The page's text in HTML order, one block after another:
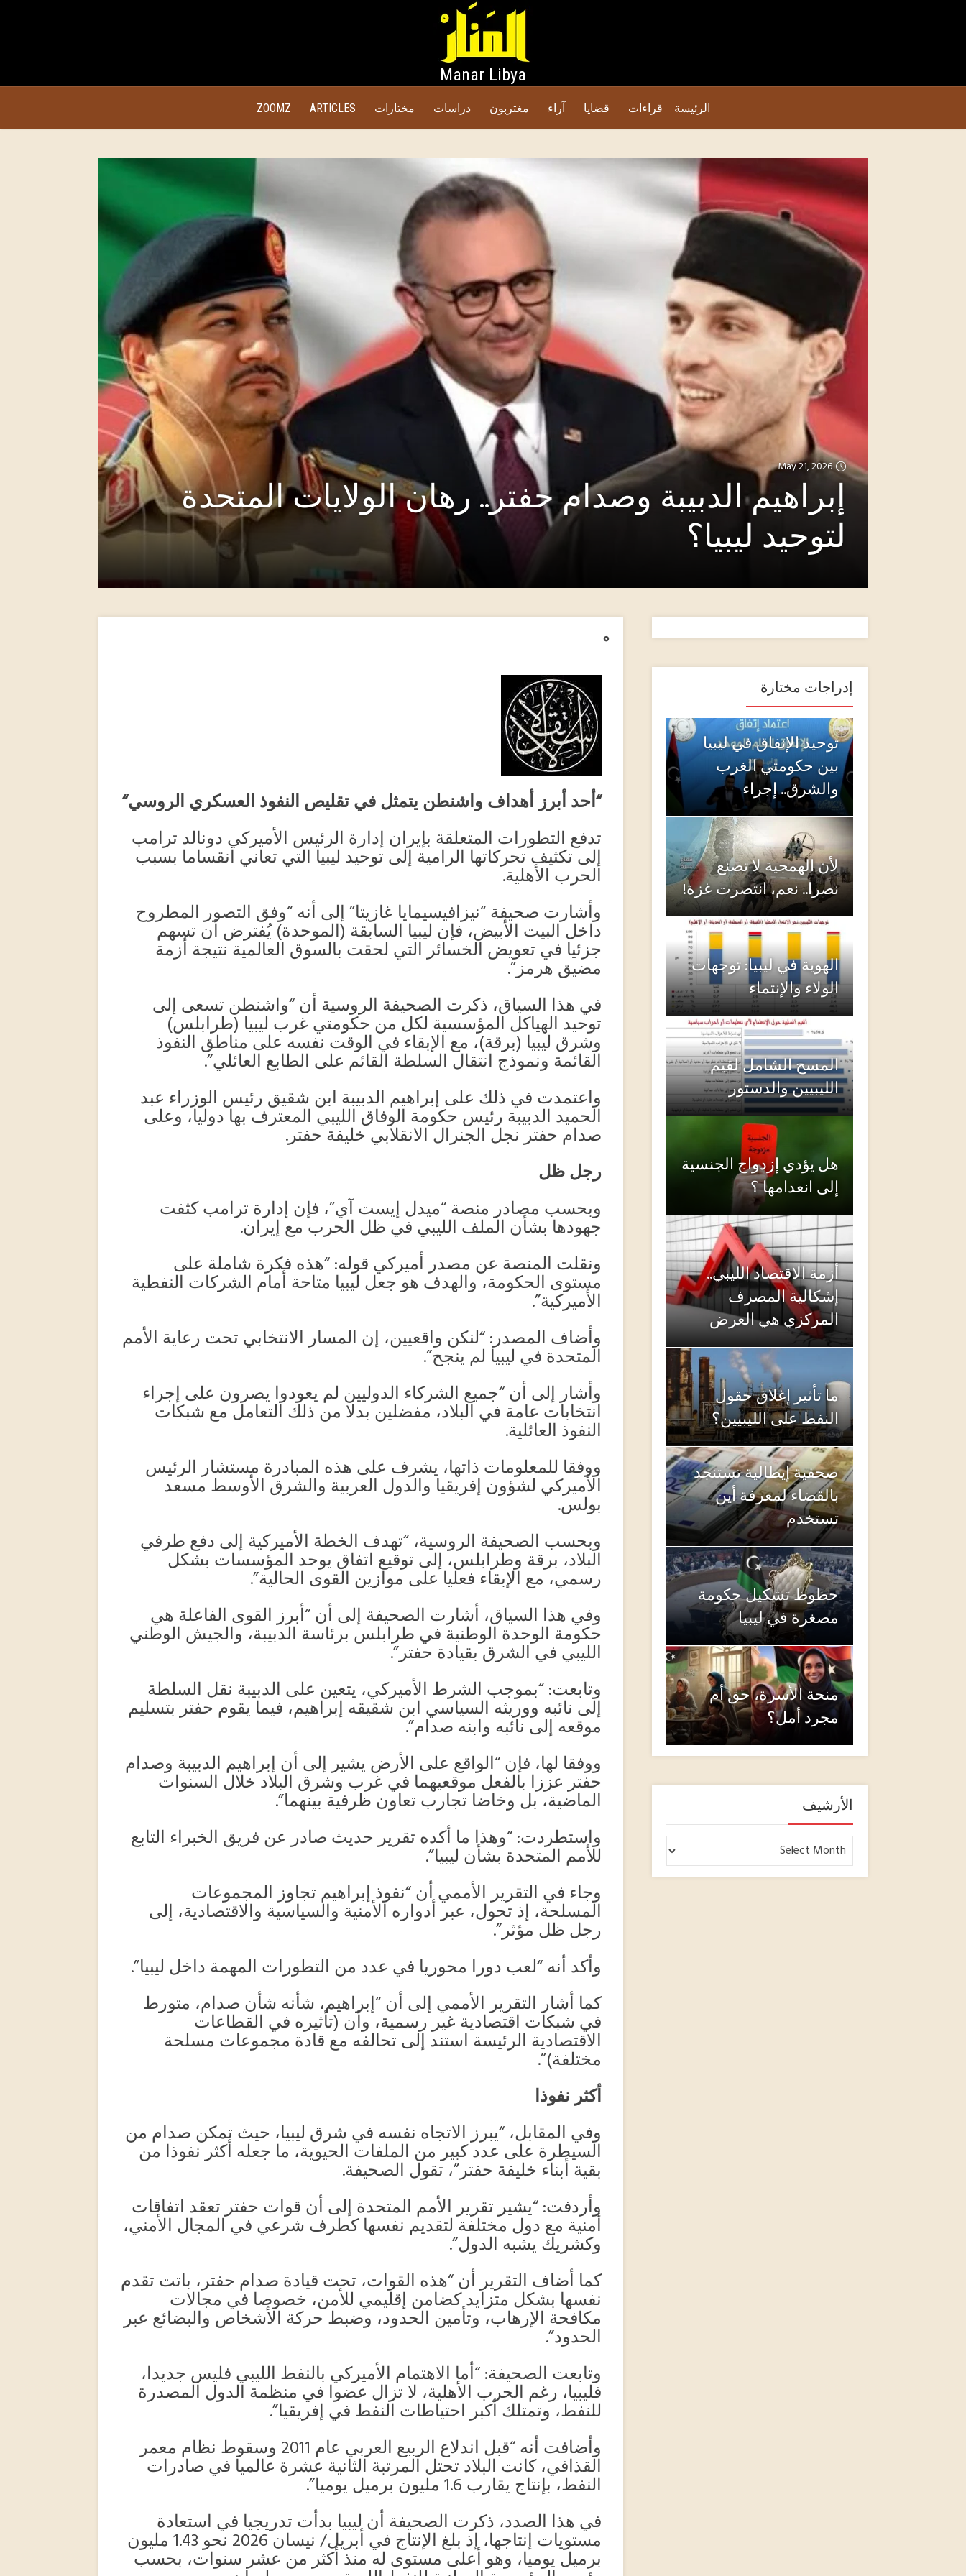
Manar Libya
الرئيسة قراءات قضايا آراء مغتربون دراسات مختارات ARTICLES
ZOOMZ
May 21, 2026
إبراهيم الدبيبة وصدام حفتر.. رهان الولايات المتحدة
لتوحيد ليبيا؟
“أحد أبرز أهداف واشنطن يتمثل في تقليص النفوذ العسكري الروسي“
تدفع التطورات المتعلقة بإيران إدارة الرئيس الأميركي دونالد ترامب
إلى تكثيف تحركاتها الرامية إلى توحيد ليبيا التي تعاني انقساما بسبب
الحرب الأهلية.
وأشارت صحيفة “نيزافيسيمايا غازيتا” إلى أنه “وفق التصور المطروح
داخل البيت الأبيض، فإن ليبيا السابقة (الموحدة) يُفترض أن تسهم
جزئيا في تعويض الخسائر التي لحقت بالسوق العالمية نتيجة أزمة
مضيق هرمز”.
في هذا السياق، ذكرت الصحيفة الروسية أن “واشنطن تسعى إلى
توحيد الهياكل المؤسسية لكل من حكومتي غرب ليبيا (طرابلس)
وشرق ليبيا (برقة)، مع الإبقاء في الوقت نفسه على مناطق النفوذ
القائمة ونموذج انتقال السلطة القائم على الطابع العائلي”.
واعتمدت في ذلك على إبراهيم الدبيبة ابن شقيق رئيس الوزراء عبد
الحميد الدبيبة رئيس حكومة الوفاق الليبي المعترف بها دوليا، وعلى
صدام حفتر نجل الجنرال الانقلابي خليفة حفتر.
رجل ظل
وبحسب مصادر منصة “ميدل إيست آي”، فإن إدارة ترامب كثفت
جهودها بشأن الملف الليبي في ظل الحرب مع إيران.
ونقلت المنصة عن مصدر أميركي قوله: “هذه فكرة شاملة على
مستوى الحكومة، والهدف هو جعل ليبيا متاحة أمام الشركات النفطية
الأميركية”.
وأضاف المصدر: “لنكن واقعيين، إن المسار الانتخابي تحت رعاية الأمم
المتحدة في ليبيا لم ينجح”.
وأشار إلى أن “جميع الشركاء الدوليين لم يعودوا يصرون على إجراء
انتخابات عامة في البلاد، مفضلين بدلا من ذلك التعامل مع شبكات
النفوذ العائلية.
ووفقا للمعلومات ذاتها، يشرف على هذه المبادرة مستشار الرئيس
الأميركي لشؤون إفريقيا والدول العربية والشرق الأوسط مسعد
بولس.
وبحسب الصحيفة الروسية، “تهدف الخطة الأميركية إلى دفع طرفي
البلاد، برقة وطرابلس، إلى توقيع اتفاق يوحد المؤسسات بشكل
رسمي، مع الإبقاء فعليا على موازين القوى الحالية”.
وفي هذا السياق، أشارت الصحيفة إلى أن “أبرز القوى الفاعلة هي
حكومة الوحدة الوطنية في طرابلس برئاسة الدبيبة، والجيش الوطني
الليبي في الشرق بقيادة حفتر”.
وتابعت: “بموجب الشرط الأميركي، يتعين على الدبيبة نقل السلطة
إلى نائبه ووريثه السياسي ابن شقيقه إبراهيم، فيما يقوم حفتر بتسليم
موقعه إلى نائبه وابنه صدام”.
ووفقا لها، فإن “الواقع على الأرض يشير إلى أن إبراهيم الدبيبة وصدام
حفتر عززا بالفعل موقعيهما في غرب وشرق البلاد خلال السنوات
الماضية، بل وخاضا تجارب تعاون ظرفية بينهما”.
واستطردت: “وهذا ما أكده تقرير حديث صادر عن فريق الخبراء التابع
للأمم المتحدة بشأن ليبيا”.
وجاء في التقرير الأممي أن “نفوذ إبراهيم تجاوز المجموعات
المسلحة، إذ تحول، عبر أدواره الأمنية والسياسية والاقتصادية، إلى
رجل ظل مؤثر”.
وأكد أنه “لعب دورا محوريا في عدد من التطورات المهمة داخل ليبيا”.
كما أشار التقرير الأممي إلى أن “إبراهيم، شأنه شأن صدام، متورط
في شبكات اقتصادية غير رسمية، وأن (تأثيره في القطاعات
الاقتصادية الرئيسة استند إلى تحالفه مع قادة مجموعات مسلحة
مختلفة)”.
أكثر نفوذا
وفي المقابل، “يبرز الاتجاه نفسه في شرق ليبيا، حيث تمكن صدام من
السيطرة على عدد كبير من الملفات الحيوية، ما جعله أكثر نفوذا من
بقية أبناء خليفة حفتر”، تقول الصحيفة.
وأردفت: “يشير تقرير الأمم المتحدة إلى أن قوات حفتر تعقد اتفاقات
أمنية مع دول مختلفة لتقديم نفسها كطرف شرعي في المجال الأمني،
وكشريك يشبه الدول”.
كما أضاف التقرير أن “هذه القوات، تحت قيادة صدام حفتر، باتت تقدم
نفسها بشكل متزايد كضامن إقليمي للأمن، خصوصا في مجالات
مكافحة الإرهاب، وتأمين الحدود، وضبط حركة الأشخاص والبضائع عبر
الحدود”.
وتابعت الصحيفة: “أما الاهتمام الأميركي بالنفط الليبي فليس جديدا،
فليبيا، رغم الحرب الأهلية، لا تزال عضوا في منظمة الدول المصدرة
للنفط، وتمتلك أكبر احتياطات النفط في إفريقيا”.
وأضافت أنه “قبل اندلاع الربيع العربي عام 2011 وسقوط نظام معمر
القذافي، كانت البلاد تحتل المرتبة الثانية عشرة عالميا في صادرات
النفط، بإنتاج يقارب 1.6 مليون برميل يوميا”.
في هذا الصدد، ذكرت الصحيفة أن ليبيا بدأت تدريجيا في استعادة
مستويات إنتاجها، إذ بلغ الإنتاج في أبريل/ نيسان 2026 نحو 1.43 مليون
برميل يوميا، وهو أعلى مستوى له منذ أكثر من عشر سنوات، بحسب
إدراجات مختارة
توحيد الإنفاق في ليبيا
بين حكومتي الغرب
والشرق.. إجراء
لأن الهمجية لا تصنع
نصرا.. نعم، انتصرت غزة!
الهوية في ليبيا: توجهات
الولاء والإنتماء
المسح الشامل لقيم
الليبيين والدستور
هل يؤدي إزدواج الجنسية
إلى انعدامها ؟
أزمة الاقتصاد الليبي..
إشكالية المصرف
المركزي هي العرض
ما تأثير إغلاق حقول
النفط على الليبيين؟
صحفية إيطالية تستنجد
بالقضاء لمعرفة أين
تستخدم
حظوظ تشكيل حكومة
مصغرة في ليبيا
منحة الأسرة، حق أم
مجرد أمل؟
الأرشيف
الأرشيف